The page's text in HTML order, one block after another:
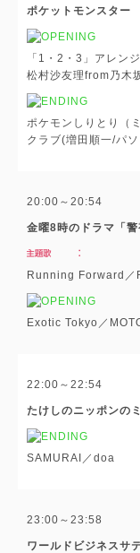
ポケットモンスター
「1・2・3」アレン
松村沙友理from乃木
ポケモンしりとり（
クラブ(増田順一/パ
20:00～20:54
金曜8時のドラマ「警
Running Forward／
Exotic Tokyo／
22:00～22:54
たけしのニッポンの
SAMURAI／doa
23:00～23:58
ワールドビジネスサ